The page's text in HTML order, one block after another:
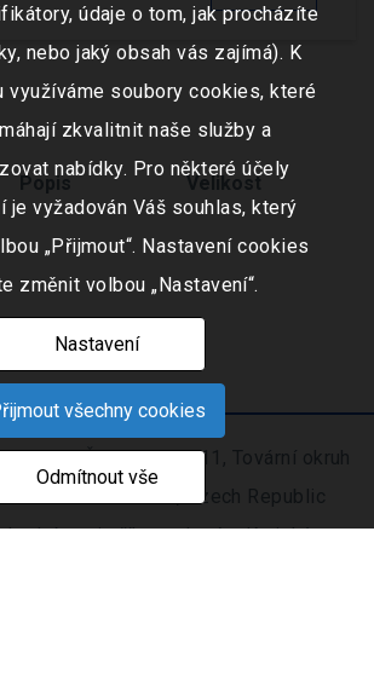
Popis Velikost
s.r.o., IČO: 253 51 311, Tovární okruh
nad Moravicí, Czech Republic
rejstříku vedeném Krajským
údaje o tom, jak procházíte
nebo jaký obsah vás zajímá). K
využíváme soubory cookies, které
zkvalitnit naše služby a
nabídky. Pro některé účely
je vyžadován Váš souhlas, který
„Přijmout“. Nastavení cookies
změnit volbou „Nastavení“.
Nastavení
všechny cookies
Odmítnout vše